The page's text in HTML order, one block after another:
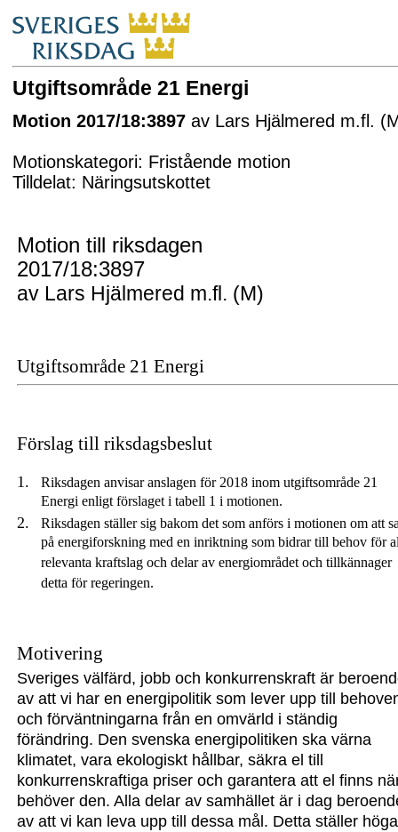
Utgiftsområde 21 Energi
Motion 2017/18:3897 av Lars Hjälmered m.fl.
Motionskategori: Fristående motion
Tilldelat: Näringsutskottet
Motion till riksdagen
2017/18:3897
av Lars Hjälmered m.fl. (M)
Utgiftsområde 21 Energi
Förslag till riksdagsbeslut
Riksdagen anvisar anslagen för 2018 inom utgiftsområde 21
Energi enligt förslaget i tabell 1 i motionen.
Riksdagen ställer sig bakom det som anförs i motionen om att
på energiforskning med en inriktning som bidrar till behov för
relevanta kraftslag och delar av energiområdet och tillkännager
detta för regeringen.
Motivering
Sveriges välfärd, jobb och konkurrenskraft är
av att vi har en energipolitik som lever upp till
och förväntningarna från en omvärld i ständig
förändring. Densvenska energipolitiken ska värna
klimatet, vara ekologiskt hållbar, säkra el till
konkurrenskraftiga priser och garantera att el finns nä
behöver den. Alla delar avsamhället är i dag
av att vi kan leva upp till dessa mål. Detta ställer höga